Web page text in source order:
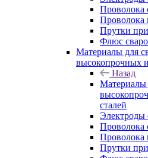
Проволока
Проволока
Прутки
Флюс
Материалы для
высокопрочных
Назад
Материалы
сталей
Электроды
Проволока
Проволока
Прутки